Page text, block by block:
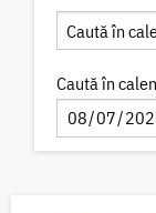
Caută în